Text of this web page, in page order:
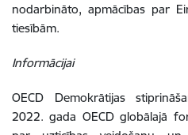
nodarbināto, apmācības par
tiesībām.
Informācijai
OECD Demokrātijas
2022. gada OECD globālajā